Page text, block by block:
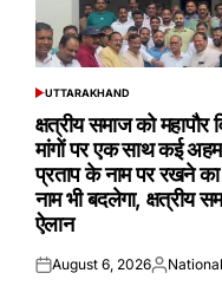
POSTED
UTTARAKHAND
क्षत्रीय समाज को महापौर
मांगों पर एक साथ कई अहम
प्रताप के नाम पर रखने
नाम भी बदलेगा, क्षत्रीय
ऐलान
Posted
August 6, 2026Posted